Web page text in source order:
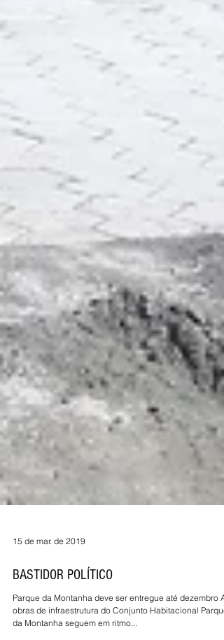
15 de mar. de 2019
BASTIDOR POLÍTICO
Parque da Montanha deve ser entregue até dezembro